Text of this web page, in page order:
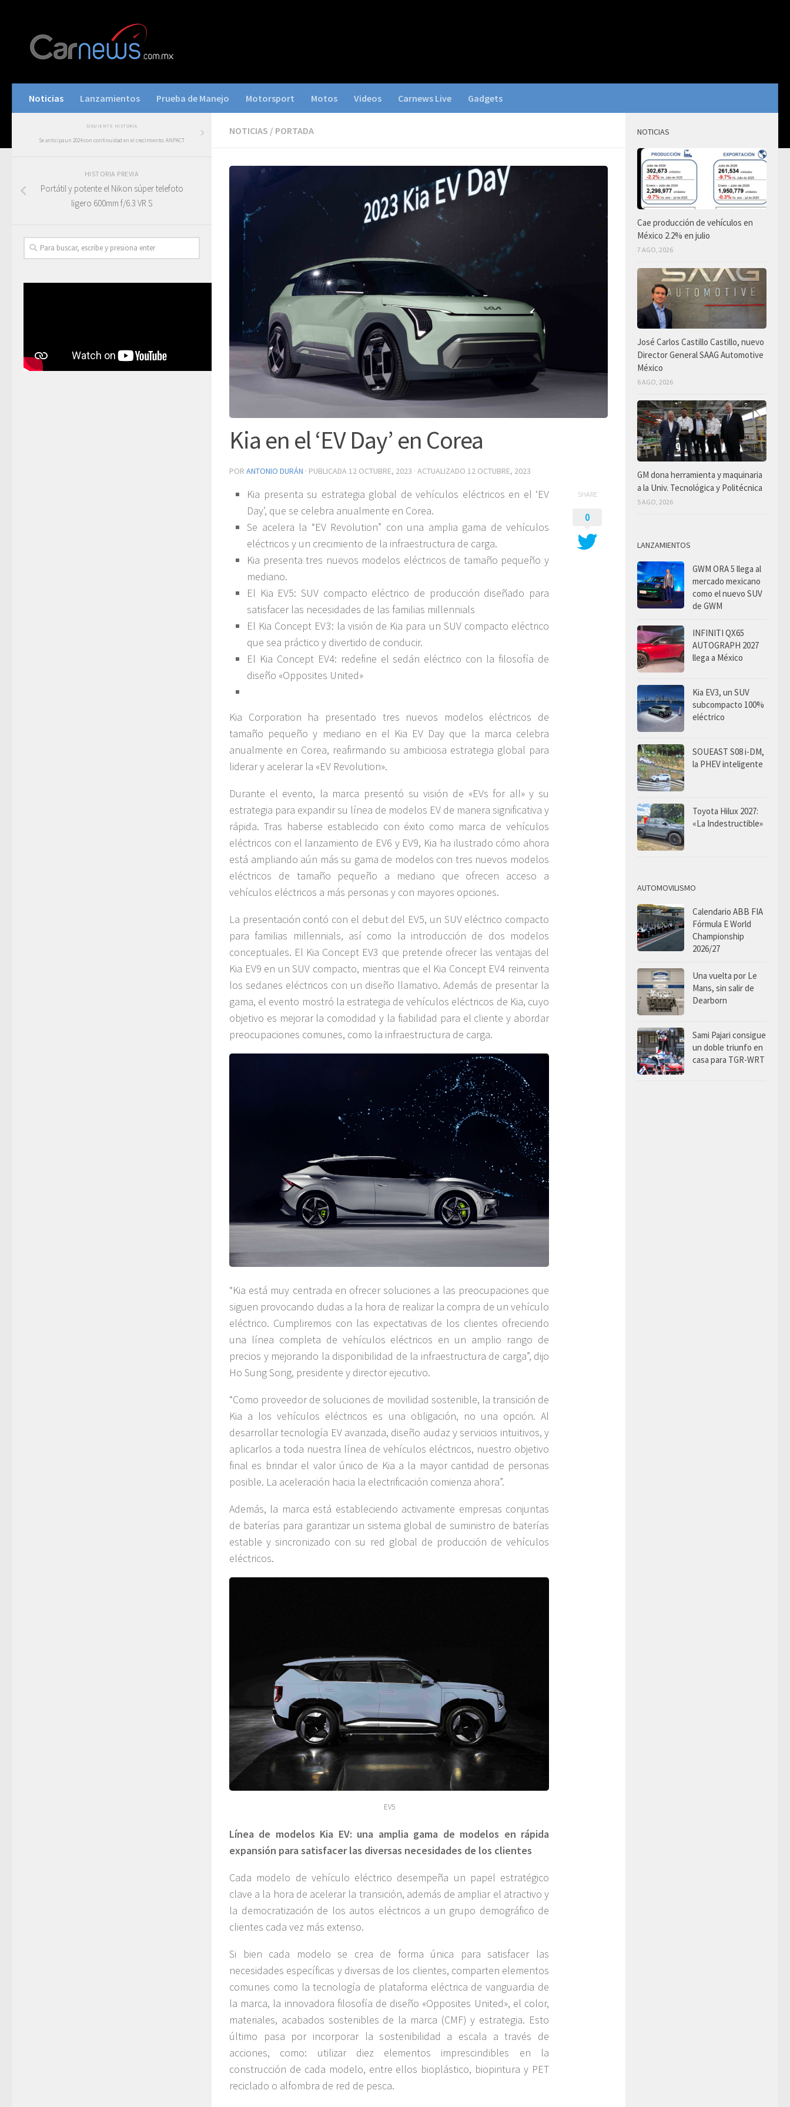
Noticias Lanzamientos Prueba de Manejo Motorsport Motos Videos Carnews Live Gadgets
NOTICIAS / PORTADA
Kia en el ‘EV Day’ en Corea
POR ANTONIO DURÁN · PUBLICADA 12 OCTUBRE, 2023 · ACTUALIZADO 12 OCTUBRE, 2023
Kia presenta su estrategia global de vehículos eléctricos en el ‘EV
Day’, que se celebra anualmente en Corea.
Se acelera la “EV Revolution” con una amplia gama de vehículos
eléctricos y un crecimiento de la infraestructura de carga.
Kia presenta tres nuevos modelos eléctricos de tamaño pequeño y
mediano.
El Kia EV5: SUV compacto eléctrico de producción diseñado para
satisfacer las necesidades de las familias millennials
El Kia Concept EV3: la visión de Kia para un SUV compacto eléctrico
que sea práctico y divertido de conducir.
El Kia Concept EV4: redefine el sedán eléctrico con la filosofía de
diseño «Opposites United»
Kia Corporation ha presentado tres nuevos modelos eléctricos de
tamaño pequeño y mediano en el Kia EV Day que la marca celebra
anualmente en Corea, reafirmando su ambiciosa estrategia global para
liderar y acelerar la «EV Revolution».
Durante el evento, la marca presentó su visión de «EVs for all» y su
estrategia para expandir su línea de modelos EV de manera significativa y
rápida. Tras haberse establecido con éxito como marca de vehículos
eléctricos con el lanzamiento de EV6 y EV9, Kia ha ilustrado cómo ahora
está ampliando aún más su gama de modelos con tres nuevos modelos
eléctricos de tamaño pequeño a mediano que ofrecen acceso a
vehículos eléctricos a más personas y con mayores opciones.
La presentación contó con el debut del EV5, un SUV eléctrico compacto
para familias millennials, así como la introducción de dos modelos
conceptuales. El Kia Concept EV3 que pretende ofrecer las ventajas del
Kia EV9 en un SUV compacto, mientras que el Kia Concept EV4 reinventa
los sedanes eléctricos con un diseño llamativo. Además de presentar la
gama, el evento mostró la estrategia de vehículos eléctricos de Kia, cuyo
objetivo es mejorar la comodidad y la fiabilidad para el cliente y abordar
preocupaciones comunes, como la infraestructura de carga.
“Kia está muy centrada en ofrecer soluciones a las preocupaciones que
siguen provocando dudas a la hora de realizar la compra de un vehículo
eléctrico. Cumpliremos con las expectativas de los clientes ofreciendo
una línea completa de vehículos eléctricos en un amplio rango de
precios y mejorando la disponibilidad de la infraestructura de carga”, dijo
Ho Sung Song, presidente y director ejecutivo.
“Como proveedor de soluciones de movilidad sostenible, la transición de
Kia a los vehículos eléctricos es una obligación, no una opción. Al
desarrollar tecnología EV avanzada, diseño audaz y servicios intuitivos, y
aplicarlos a toda nuestra línea de vehículos eléctricos, nuestro objetivo
final es brindar el valor único de Kia a la mayor cantidad de personas
posible. La aceleración hacia la electrificación comienza ahora”.
Además, la marca está estableciendo activamente empresas conjuntas
de baterías para garantizar un sistema global de suministro de baterías
estable y sincronizado con su red global de producción de vehículos
eléctricos.
EV5
Línea de modelos Kia EV: una amplia gama de modelos en rápida
expansión para satisfacer las diversas necesidades de los clientes
Cada modelo de vehículo eléctrico desempeña un papel estratégico
clave a la hora de acelerar la transición, además de ampliar el atractivo y
la democratización de los autos eléctricos a un grupo demográfico de
clientes cada vez más extenso.
Si bien cada modelo se crea de forma única para satisfacer las
necesidades específicas y diversas de los clientes, comparten elementos
comunes como la tecnología de plataforma eléctrica de vanguardia de
la marca, la innovadora filosofía de diseño «Opposites United», el color,
materiales, acabados sostenibles de la marca (CMF) y estrategia. Esto
último pasa por incorporar la sostenibilidad a escala a través de
acciones, como: utilizar diez elementos imprescindibles en la
construcción de cada modelo, entre ellos bioplástico, biopintura y PET
reciclado o alfombra de red de pesca.
SHARE
0
SIGUIENTE HISTORIA
Se anticipa un 2024 con continuidad en el crecimiento: ANPACT
HISTORIA PREVIA
Portátil y potente el Nikon súper telefoto
ligero 600mm f/6.3 VR S
NOTICIAS
Cae producción de vehículos en
México 2.2% en julio
7 AGO, 2026
José Carlos Castillo Castillo, nuevo
Director General SAAG Automotive
México
6 AGO, 2026
GM dona herramienta y maquinaria
a la Univ. Tecnológica y Politécnica
5 AGO, 2026
LANZAMIENTOS
GWM ORA 5 llega al
mercado mexicano
como el nuevo SUV
de GWM
INFINITI QX65
AUTOGRAPH 2027
llega a México
Kia EV3, un SUV
subcompacto 100%
eléctrico
SOUEAST S08 i-DM,
la PHEV inteligente
Toyota Hilux 2027:
«La Indestructible»
AUTOMOVILISMO
Calendario ABB FIA
Fórmula E World
Championship
2026/27
Una vuelta por Le
Mans, sin salir de
Dearborn
Sami Pajari consigue
un doble triunfo en
casa para TGR-WRT